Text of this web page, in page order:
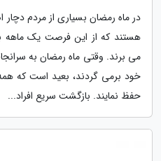
در ماه رمضان بسیاری از مردم
هستند که از این فرصت یک ماهه
می برند. وقتی ماه رمضان به
خود برمی گردند، بعید است که
حفظ نمایند. بازگشت سریع افراد...